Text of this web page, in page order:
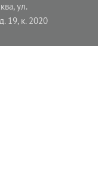
ул.
19, к. 2020